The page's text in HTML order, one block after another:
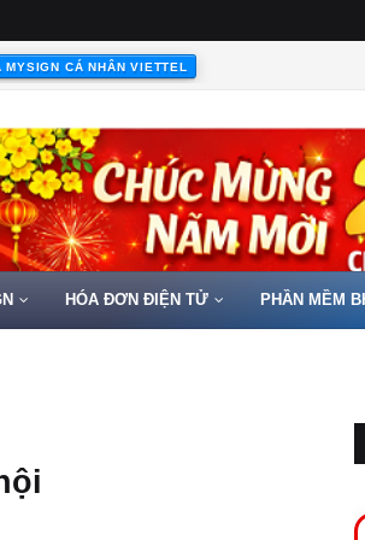
MYSIGN CÁ NHÂN VIETTEL
HÓA ĐƠN ĐIỆN TỬ PHẦN MỀM